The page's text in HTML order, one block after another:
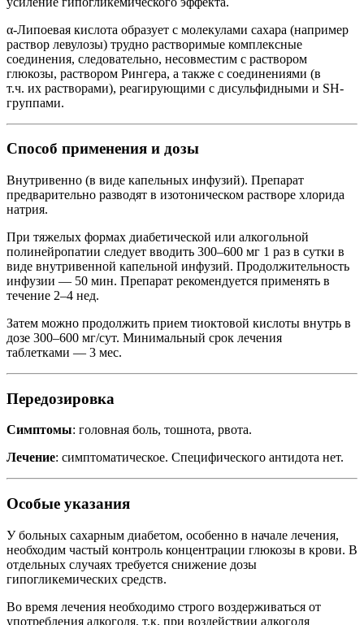
α-Липоевая кислота образует с молекулами сахара (например
раствор левулозы) трудно растворимые комплексные
соединения, следовательно, несовместим с раствором
глюкозы, раствором Рингера, а также с соединениями (в
т.ч. их растворами), реагирующими с дисульфидными и SH-
группами.
Способ применения и дозы
Внутривенно (в виде капельных инфузий). Препарат
предварительно разводят в изотоническом растворе хлорида
натрия.
При тяжелых формах диабетической или алкогольной
полинейропатии следует вводить 300–600 мг 1 раз в сутки в
виде внутривенной капельной инфузий. Продолжительность
инфузии — 50 мин. Препарат рекомендуется применять в
течение 2–4 нед.
Затем можно продолжить прием тиоктовой кислоты внутрь в
дозе 300–600 мг/сут. Минимальный срок лечения
таблетками — 3 мес.
Передозировка
Симптомы: головная боль, тошнота, рвота.
Лечение: симптоматическое. Специфического антидота нет.
Особые указания
У больных сахарным диабетом, особенно в начале лечения,
необходим частый контроль концентрации глюкозы в крови. В
отдельных случаях требуется снижение дозы
гипогликемических средств.
Во время лечения необходимо строго воздерживаться от
употребления алкоголя, т.к. при воздействии алкоголя